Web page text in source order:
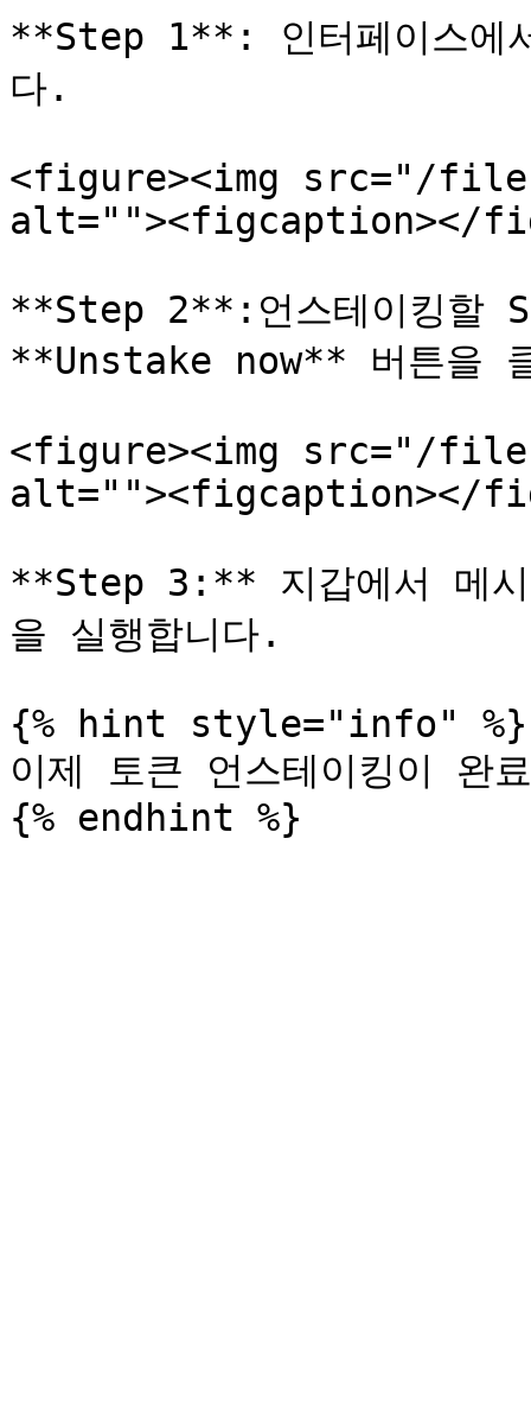
**Step 1**: 인터페이스에
다.
<figure><img src="/files/
alt=""><figcaption></
**Step 2**:언스테이킹할
**Unstake now** 버튼을
<figure><img src="/
alt=""><figcaption></
**Step 3:** 지갑에서 메시
을 실행합니다.
{% hint style="info" %}
이제 토큰 언스테이킹이 완